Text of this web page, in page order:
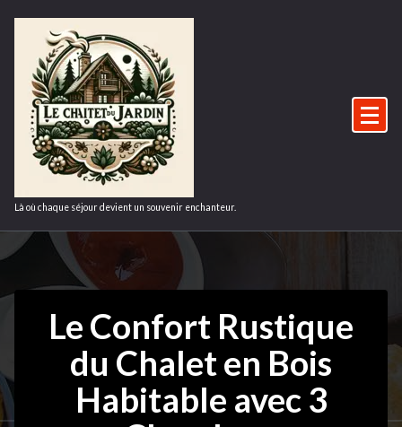
contenu
Là où chaque séjour devient un souvenir enchanteur.
Le Confort Rustique
du Chalet en Bois
Habitable avec 3